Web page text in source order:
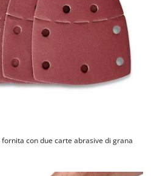
con due carte abrasive di grana